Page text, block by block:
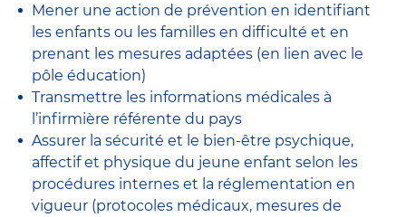
Mener une action de prévention en identifiant
les enfants ou les familles en difficulté et en
prenant les mesures adaptées (en lien avec le
pôle éducation)
Transmettre les informations médicales à
l’infirmière référente du pays
Assurer la sécurité et le bien-être psychique,
affectif et physique du jeune enfant selon les
procédures internes et la réglementation en
vigueur (protocoles médicaux, mesures de